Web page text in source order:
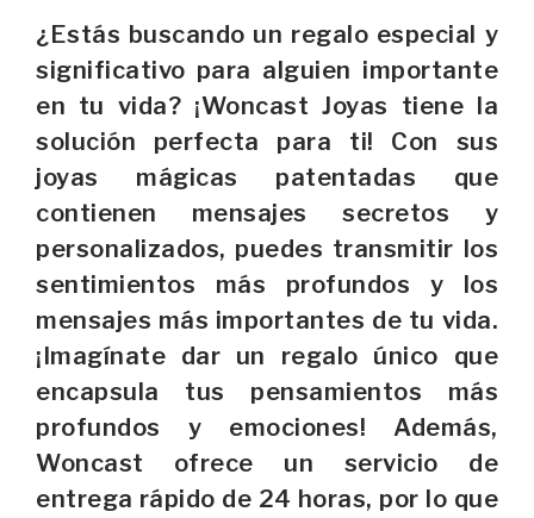
¿Estás buscando un regalo especial y
significativo para alguien importante
en tu vida? ¡Woncast Joyas tiene la
solución perfecta para ti! Con sus
joyas mágicas patentadas que
contienen mensajes secretos y
personalizados, puedes transmitir los
sentimientos más profundos y los
mensajes más importantes de tu vida.
¡Imagínate dar un regalo único que
encapsula tus pensamientos más
profundos y emociones! Además,
Woncast ofrece un servicio de
entrega rápido de 24 horas, por lo que